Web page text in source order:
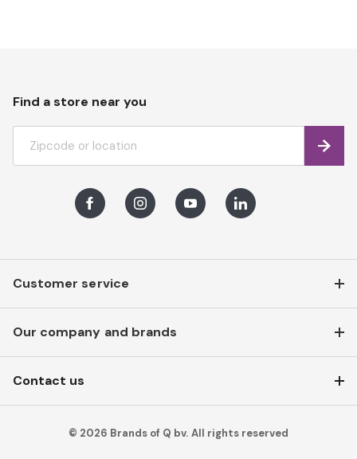
Customer service
Our company and brands
Contact us
Find a store near you
Find
FacebookInstagramYoutubeLinkedIn
© 2026 Brands of Q bv. All rights reserved